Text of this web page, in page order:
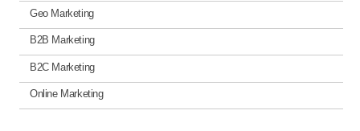
Geo Marketing
B2B Marketing
B2C Marketing
Online Marketing